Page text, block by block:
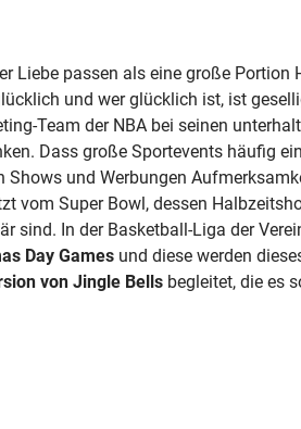
Liebe passen als eine große Portion
und wer glücklich ist, ist
Team der NBA bei seinen
Dass große Sportevents häufig
und Werbungen
vom Super Bowl, dessen
sind. In der Basketball-Liga der
Day Games und diese werden
von Jingle Bells begleitet, die es